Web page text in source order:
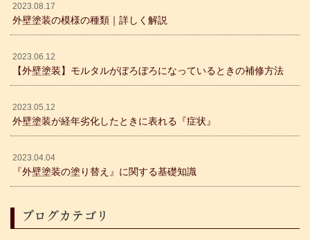
2023.08.17
外壁塗装の模様の種類｜詳しく解説
2023.06.12
【外壁塗装】モルタルがぼろぼろになっているときの補修方法
2023.05.12
外壁塗装が経年劣化したときに表れる『症状』
2023.04.04
『外壁塗装の塗り替え』に関する基礎知識
ブログカテゴリ